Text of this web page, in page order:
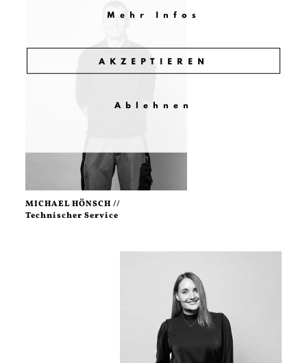
Mehr Infos
AKZEPTIEREN
Ablehnen
MICHAEL HÖNSCH //
Technischer Service